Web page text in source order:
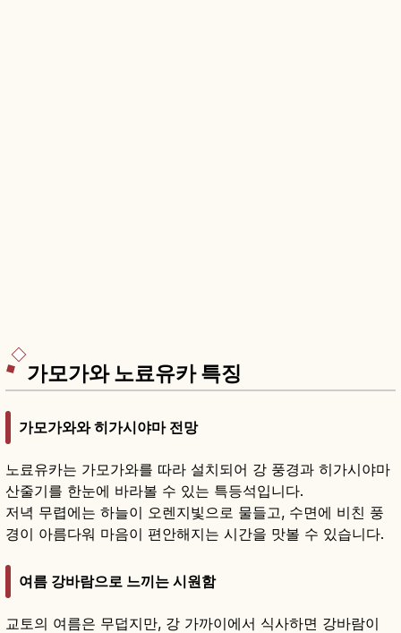
가모가와 노료유카 특징
가모가와와 히가시야마 전망
노료유카는 가모가와를 따라 설치되어 강 풍경과 히가시야마
산줄기를 한눈에 바라볼 수 있는 특등석입니다.
저녁 무렵에는 하늘이 오렌지빛으로 물들고, 수면에 비친 풍
경이 아름다워 마음이 편안해지는 시간을 맛볼 수 있습니다.
여름 강바람으로 느끼는 시원함
교토의 여름은 무덥지만, 강 가까이에서 식사하면 강바람이